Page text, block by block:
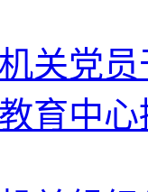
关党
育中心